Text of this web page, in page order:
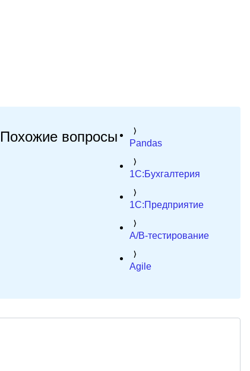
Похожие вопросы Pandas
1C:Бухгалтерия
1C:Предприятие
A/B-тестирование
Agile